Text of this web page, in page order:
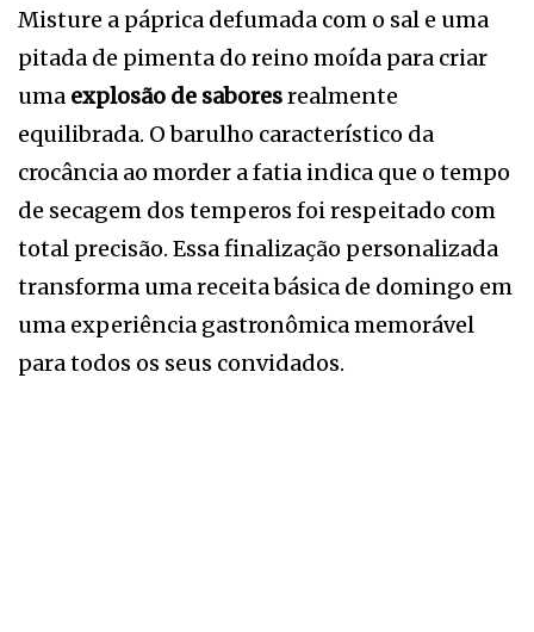
Misture a páprica defumada com o sal e uma
pitada de pimenta do reino moída para criar
uma explosão de saboresrealmente
equilibrada. O barulho característico da
crocância ao morder a fatia indica que o tempo
de secagem dos temperos foi respeitado com
total precisão. Essa finalização personalizada
transforma uma receita básica de domingo em
uma experiência gastronômica memorável
para todos os seus convidados.